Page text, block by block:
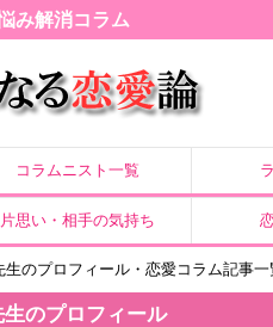
み解消コラム
コラムニスト一覧
片思い・相手の気持ち
生のプロフィール・恋愛コラム記事一
のプロフィール